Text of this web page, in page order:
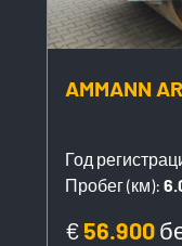
AMMANN
Год
Пробег (км):
€56.900